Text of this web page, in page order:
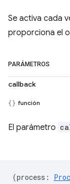
Se activa cada
proporciona el
PARÁMETROS
callback
función
El parámetro
(process :